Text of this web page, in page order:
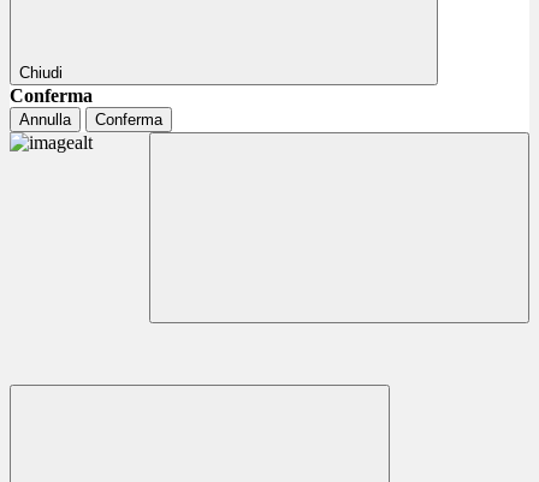
Chiudi
Conferma
Annulla Conferma